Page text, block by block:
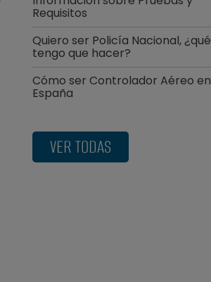
Requisitos
Quiero ser Policía Nacional, ¿qué
tengo que hacer?
Cómo ser Controlador Aéreo en
España
VER TODAS